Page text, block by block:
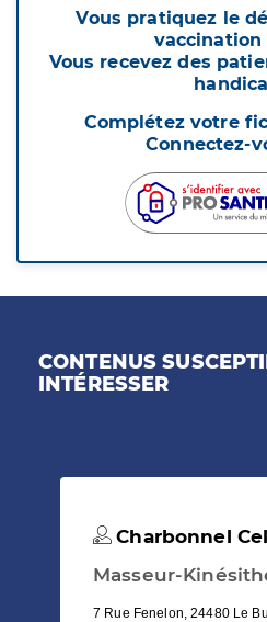
Vous pratiquez le
vaccination
Vous recevez des
Complétez votre
Connectez-
CONTENUS
INTÉRESSER
Charbonnel
Masseur-
7 Rue Fenelon, 24480 Le